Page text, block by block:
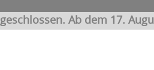
Ab dem 17.